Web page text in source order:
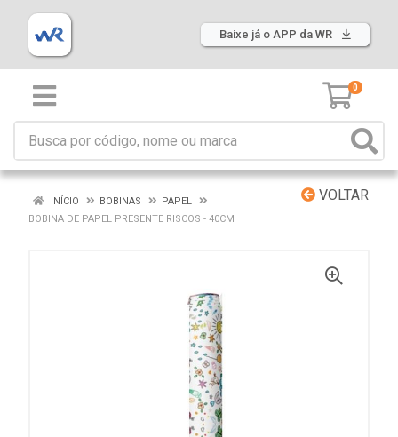
Baixe já o APP da WR
0
VOLTAR
INÍCIO BOBINAS
PAPEL
BOBINA DE PAPEL PRESENTE RISCOS - 40CM